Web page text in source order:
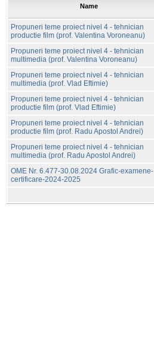
Name
Propuneri teme proiect nivel 4 - tehnician
productie film (prof. Valentina Voroneanu)
Propuneri teme proiect nivel 4 - tehnician
multimedia (prof. Valentina Voroneanu)
Propuneri teme proiect nivel 4 - tehnician
multimedia (prof. Vlad Eftimie)
Propuneri teme proiect nivel 4 - tehnician
productie film (prof. Vlad Eftimie)
Propuneri teme proiect nivel 4 - tehnician
productie film (prof. Radu Apostol Andrei)
Propuneri teme proiect nivel 4 - tehnician
multimedia (prof. Radu Apostol Andrei)
OME Nr. 6.477-30.08.2024 Grafic-examene-
certificare-2024-2025